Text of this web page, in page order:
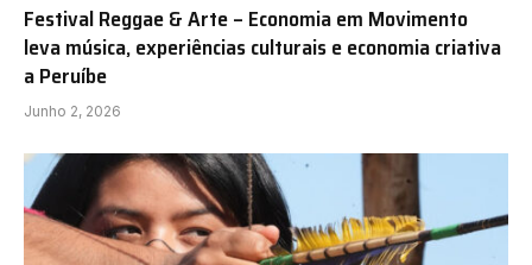
Festival Reggae & Arte – Economia em Movimento
leva música, experiências culturais e economia criativa
a Peruíbe
Junho 2, 2026